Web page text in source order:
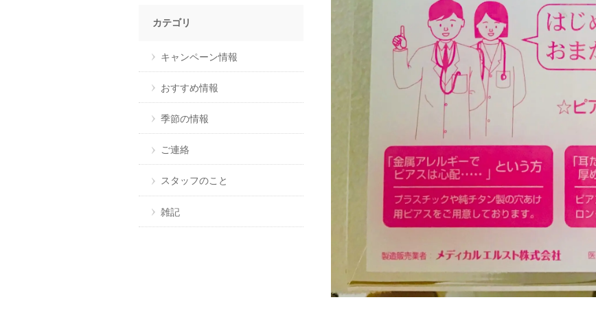
カテゴリ
キャンペーン情報
おすすめ情報
季節の情報
ご連絡
スタッフのこと
雑記